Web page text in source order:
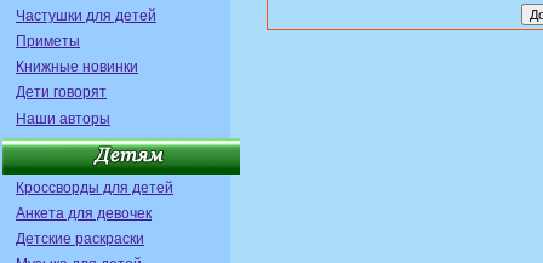
Частушки для детей
Приметы
Книжные новинки
Дети говорят
Наши авторы
Кроссворды для детей
Анкета для девочек
Детские раскраски